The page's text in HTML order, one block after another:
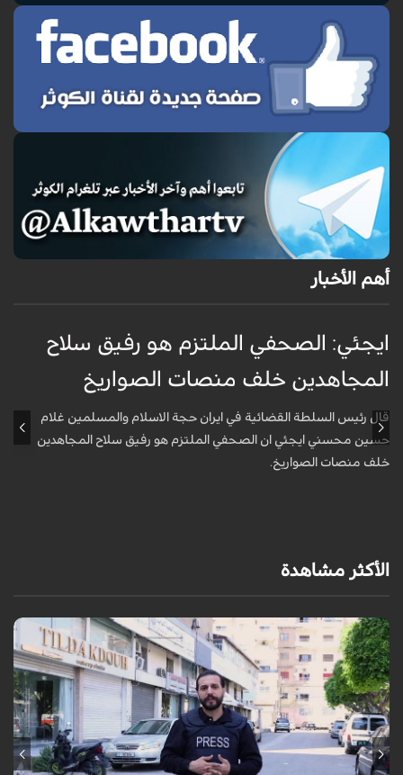
أهم الأخبار
ايجئي: الصحفي الملتزم هو رفيق سلاح
المجاهدين خلف منصات الصواريخ
قال رئيس السلطة القضائية في ايران حجة الاسلام والمسلمين غلام
حسين محسني ايجئي ان الصحفي الملتزم هو رفيق سلاح المجاهدين
خلف منصات الصواريخ.
الأكثر مشاهدة